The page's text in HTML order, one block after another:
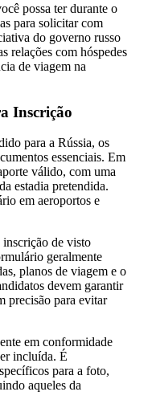
possa ter durante o
para solicitar com
do governo russo
relações com hóspedes
de viagem na
Inscrição
para a Rússia, os
essenciais. Em
válido, com uma
estadia pretendida.
em aeroportos e
de visto
geralmente
planos de viagem e o
devem garantir
precisão para evitar
em conformidade
incluída. É
para a foto,
aqueles da